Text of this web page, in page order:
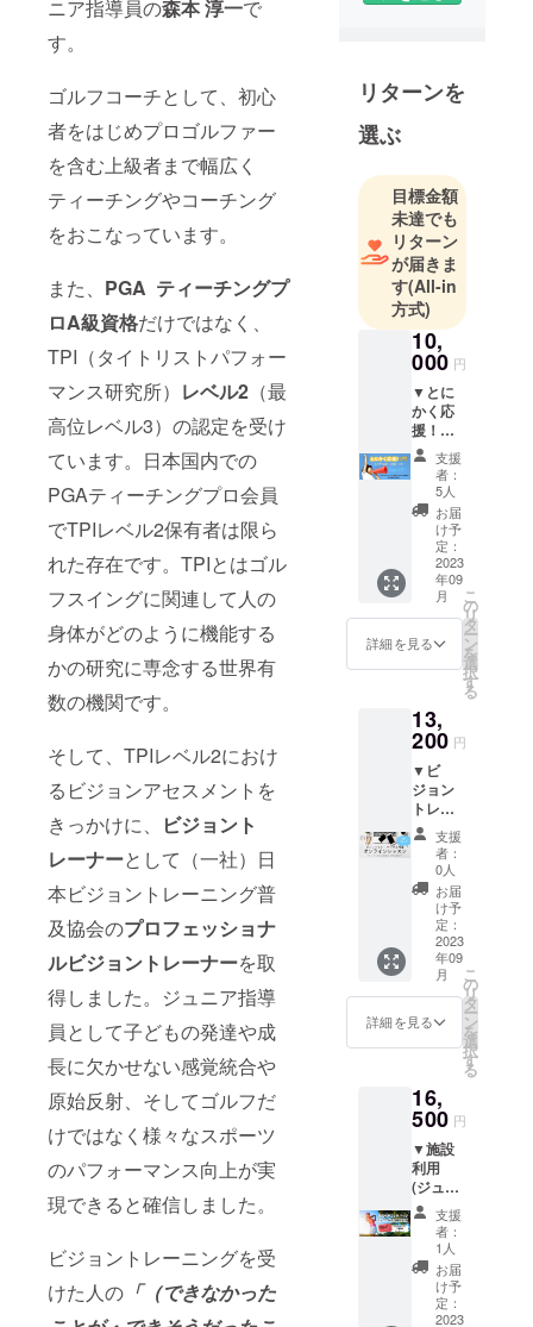
ニア指導員の森本 淳一で
す。
ゴルフコーチとして、初心
者をはじめプロゴルファー
を含む上級者まで幅広く
ティーチングやコーチング
をおこなっています。
また、 PGA ティーチングプ
ロA級資格だけではなく、
TPI（タイトリストパフォー
マンス研究所） レベル2 （最
高位レベル3）の認定を受け
ています。日本国内での
PGAティーチングプロ会員
でTPIレベル2保有者は限ら
れた存在です。TPIとはゴル
フスイングに関連して人の
身体がどのように機能する
かの研究に専念する世界有
数の機関です。
そして、TPIレベル2におけ
るビジョンアセスメントを
きっかけに、
ビジョント
レーナーとして（一社）日
本ビジョントレーニング普
及協会のプロフェッショナ
ルビジョントレーナーを取
得しました。ジュニア指導
員として子どもの発達や成
長に欠かせない感覚統合や
原始反射、そしてゴルフだ
けではなく様々なスポーツ
のパフォーマンス向上が実
現できると確信しました。
ビジョントレーニングを受
けた人の 「（できなかった
ゴルフレベ
ル2認定
（一社）日
トレーニン
グ普及協
会 プロ
フェッショ
ナルビジョ
ントレー
リターンを
選ぶ
目標金額
未達でも
リターン
が届きま
す(All-in
方式)
10,
000 円
▼とに
かく応
援！
コース
▼ 施設
設立の
スポン
サーと
なって
くださ
る方
へ、任
意の金
額でご
支援を
いただ
です。
１口
10,000
円、複
数購入
でお好
きな金
額でご
支援く
ださ
い。 ま
た、ご
支援の
お礼と
して、
「ビ
ジョン
テムの
ご紹
介」を
メール
にてお
伝えし
ます。
※メール
にて
データ
の送付
となり
支援
者：
5人
お届
け予
定：
2023
年09
月
詳細を見る
こ
の
リ
タ
ー
ン
を
選
択
す
る
13,
200 円
▼ビ
ジョン
トレー
ニン
グ・オ
ンライ
ンレッ
スン 全
４回▼
遠方の
方や、
ビジョ
ント
レーニ
ングを
初めて
におす
すめ！
zoomな
どでオ
ンライ
ンレッ
スンを
行いま
す。マ
ンツー
マンで
ビジョ
ント
支援
者：
0人
お届
け予
定：
2023
年09
月
詳細を見る
こ
の
リ
タ
ー
ン
を
選
択
す
る
16,
500 円
▼施設
利用
(ジュニ
アを含
む30歳
以下)
３ヶ月
パック
＋レッ
スンチ
支援
者：
1人
お届
け予
定：
2023